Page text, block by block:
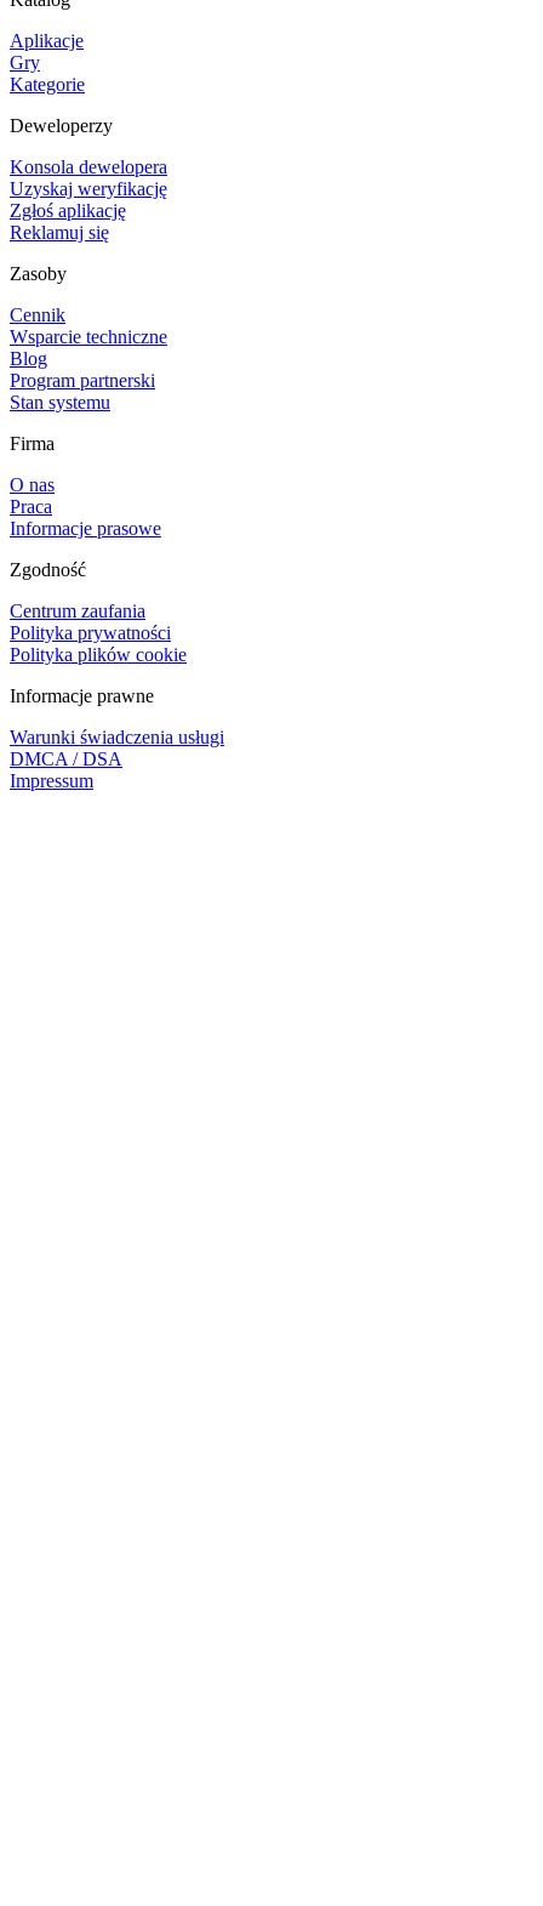
Aplikacje
Gry
Kategorie
Deweloperzy
Konsola dewelopera
Uzyskaj weryfikację
Zgłoś aplikację
Reklamuj się
Zasoby
Cennik
Wsparcie techniczne
Blog
Program partnerski
Stan systemu
Firma
O nas
Praca
Informacje prasowe
Zgodność
Centrum zaufania
Polityka prywatności
Polityka plików cookie
Informacje prawne
Warunki świadczenia usługi
DMCA / DSA
Impressum